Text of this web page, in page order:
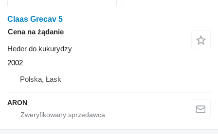
Claas Grecav 5
Cena na żądanie
Heder do kukurydzy
2002
Polska, Łask
ARON